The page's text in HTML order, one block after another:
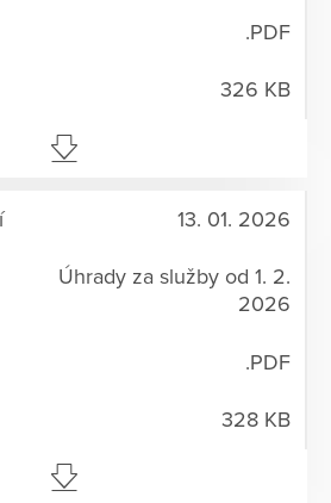
.PDF
326 KB
13. 01. 2026
Úhrady za služby od 1. 2.
2026
.PDF
328 KB